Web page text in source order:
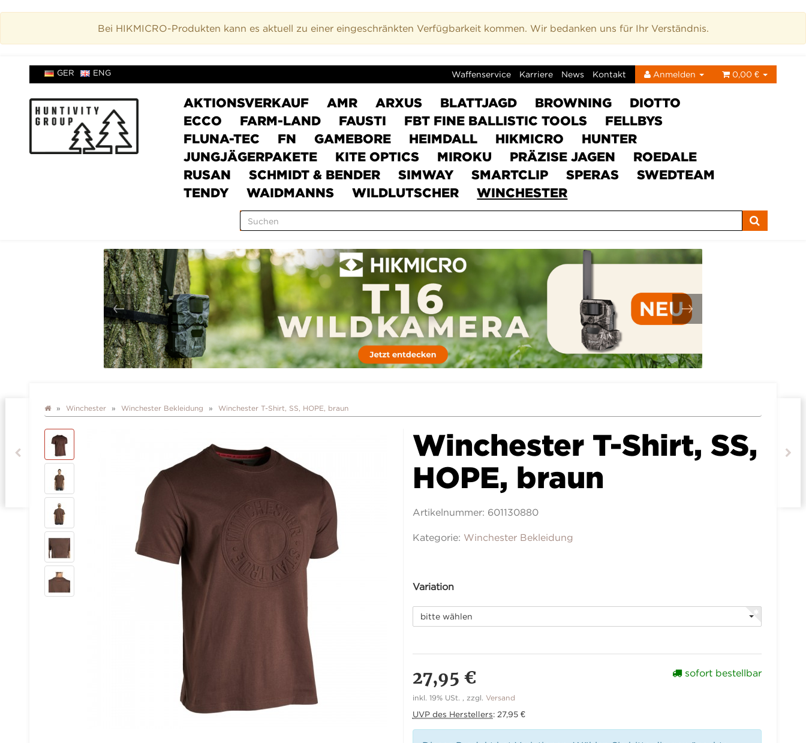
Bei HIKMICRO-Produkten kann es aktuell zu einer eingeschränkten Verfügbarkeit kommen. Wir bedanken uns für Ihr Verständnis.
GER ENG Waffenservice Karriere News Kontakt Anmelden 0,00 €
AKTIONSVERKAUF AMR ARXUS BLATTJAGD BROWNING
DIOTTO
ECCO
FARM-LAND FAUSTI FBT FINE BALLISTIC TOOLS
FELLBYS
FLUNA-TEC
FN GAMEBORE HEIMDALL HIKMICRO
HUNTER
JUNGJÄGERPAKETE
KITE OPTICS MIROKU PRÄZISE JAGEN
ROEDALE
RUSAN
SCHMIDT & BENDER SIMWAY SMARTCLIP SPERAS
SWEDTEAM
TENDY
WAIDMANNS WILDLUTSCHER WINCHESTER
Winchester Winchester Bekleidung Winchester T-Shirt, SS, HOPE, braun
Winchester T-Shirt, SS,
HOPE, braun
Artikelnummer: 601130880
Kategorie: Winchester Bekleidung
Variation
bitte wählen
27,95 €
inkl. 19% USt. , zzgl. Versand
UVP des Herstellers: 27,95 €
sofort bestellbar